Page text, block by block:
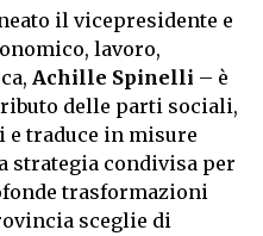
il vicepresidente e
lavoro,
Achille Spinelli – è
delle parti sociali,
traduce in misure
strategia condivisa per
trasformazioni
sceglie di